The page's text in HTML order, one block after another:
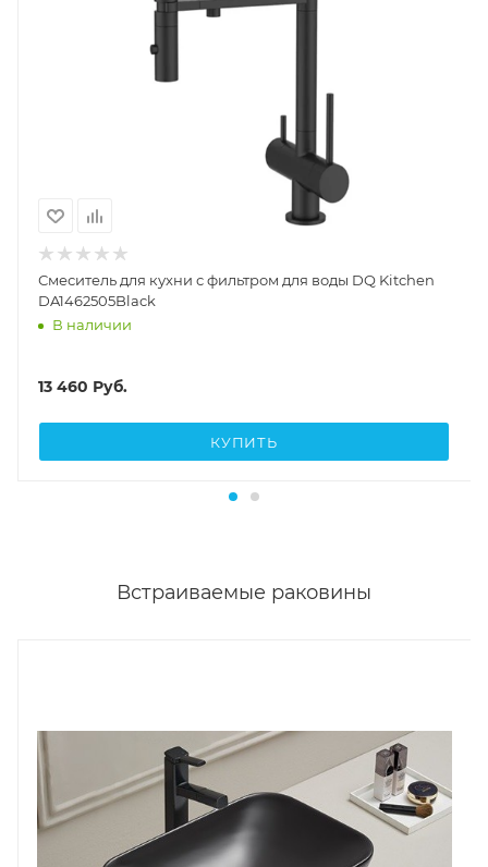
Смеситель для кухни с фильтром для воды DQ Kitchen
DA1462505Black
В наличии
13 460 Руб.
КУПИТЬ
Встраиваемые раковины